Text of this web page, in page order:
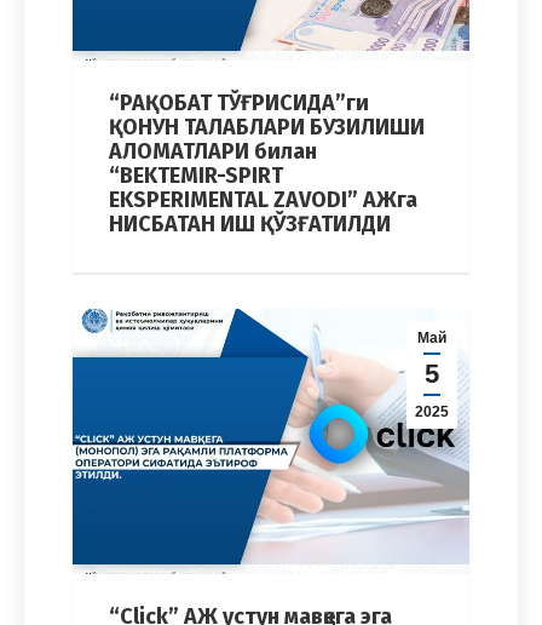
“РАҚОБАТ ТЎҒРИСИДА”ги
ҚОНУН ТАЛАБЛАРИ БУЗИЛИШИ
АЛОМАТЛАРИ билан
“BEKTEMIR-SPIRT
EKSPERIMENTAL ZAVODI” АЖга
НИСБАТАН ИШ ҚЎЗҒАТИЛДИ
Май
5
2025
“Click” АЖ устун мавқега эга